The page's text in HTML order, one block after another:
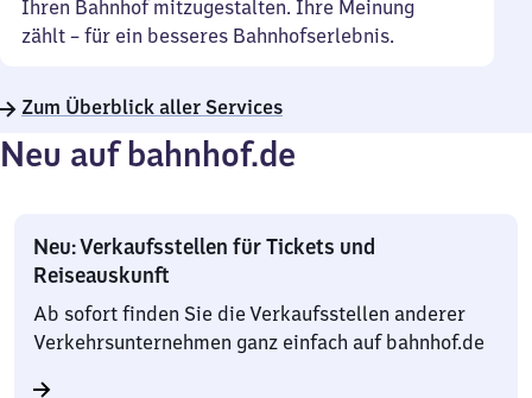
Ihren Bahnhof mitzugestalten. Ihre Meinung
zählt – für ein besseres Bahnhofserlebnis.
Zum Überblick aller Services
Neu auf bahnhof.de
Neu: Verkaufsstellen für Tickets und
Reiseauskunft
Ab sofort finden Sie die Verkaufsstellen anderer
Verkehrsunternehmen ganz einfach auf bahnhof.de